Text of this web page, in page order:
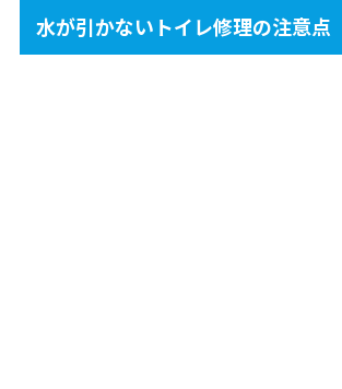
水が引かないトイレ修理の注意点